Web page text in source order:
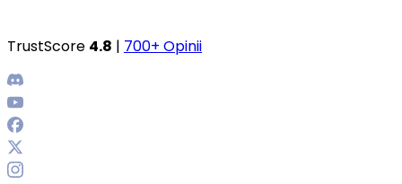
TrustScore 4.8 | 700+ Opinii